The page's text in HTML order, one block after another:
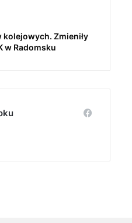
Zmieniły
w Radomsku